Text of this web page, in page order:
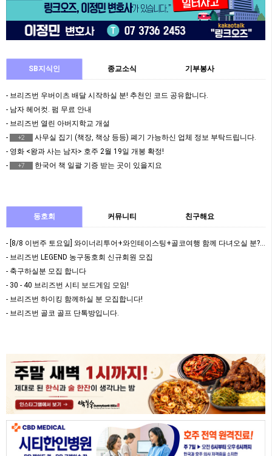
SB지식인 종교소식 기부봉사
- 브리즈번 우버이츠 배달 시작하실 분! 추천인 코드 공유합니다.
- 남자 헤어컷. 펌 무료 안내
- 브리즈번 열린 아버지학교 개설
-
+2
사무실 집기 (책장, 책상 등등) 폐기 가능하신 업체 정보 부탁드립니다.
- 영화 <왕과 사는 남자> 호주 2월 19일 개봉 확정!
-
+7 한국어 책 일괄 기증 받는 곳이 있을지요
동호회 커뮤니티 친구해요
- 브리즈번 LEGEND 농구동호회 신규회원 모집
- 축구하실분 모집 합니다
- 30 - 40 브리즈번 시티 보드게임 모임!
- 브리즈번 하이킹 함께하실 분 모집합니다!
- 브리즈번 골코 골프 단톡방입니다.